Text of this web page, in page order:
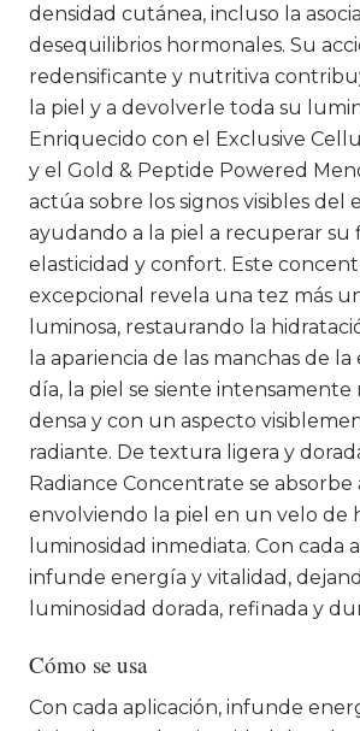
densidad cutánea, incluso la
desequilibrios hormonales. Su
redensificante y nutritiva
la piel y a devolverle toda su
Enriquecido con el Exclusive
y el Gold & Peptide Powered
actúa sobre los signos visibles del
ayudando a la piel a recuperar su
elasticidad y confort. Este
excepcional revela una tez más
luminosa, restaurando la
la apariencia de las manchas de la
día, la piel se siente intensamente
densa y con un aspecto
radiante. De textura ligera y
Radiance Concentrate se absorbe
envolviendo la piel en un velo de
luminosidad inmediata. Con cada
infunde energía y vitalidad,
luminosidad dorada, refinada y
Cómo se usa
Con cada aplicación, infunde